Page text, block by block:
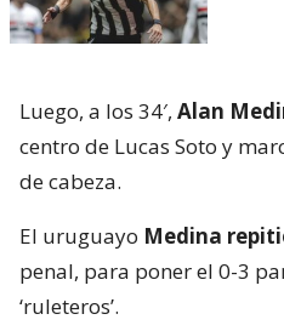
Luego, a los 34′, Alan
centro de Lucas Soto y
de cabeza.
El uruguayo Medina
penal, para poner el 0-3
‘ruleteros’.